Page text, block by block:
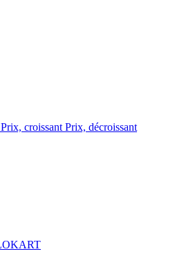
Prix, croissant Prix, décroissant